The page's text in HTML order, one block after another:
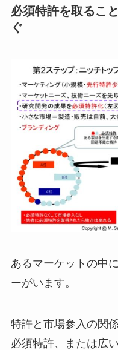
必須特許を取るこ
ぐ
あるマーケットの中
ーがいます。
特許と市場参入の関
必須特許、または広